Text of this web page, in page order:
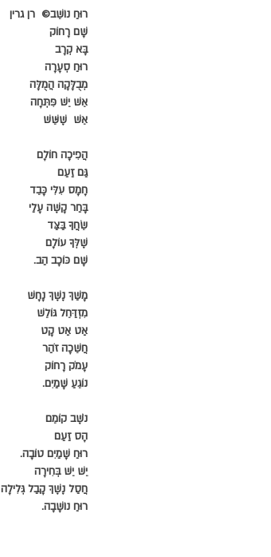
רוּחַ נוֹשֵׁב©  רן גרין
שָׁם רָחוֹק
בָּא קְרָב
רוּחַ סְעָרָה
מְבֻלָּקָה הֲמֻלָּה
אֵשׁ יֵשׁ פִּתְּחָה
אֵשׁ  שֶׁשֵּׁשׁ
הֲפִיכָה חוֹלָם
גַּם זַעַם
חָמָס עִלִּי כָּבֵד
בָּחַר קָשֶׁה עָלַי
שֵׂחֲךָ בַּצַּד
שֶׁלְּךָ עוֹלָם
שָׁם כּוֹכָב הַב.
מָשַׁךְ נֶשֶׁךְ נָחָשׁ
מִזְדַּחֵל גּוֹלֵשׁ
אַט אַט קָט
חֲשֵׁכָה זֹהַר
עָמֹק רָחוֹק
נוֹגֵעַ שָׁמַיִם.
נֹשֶׁב קוֹמֵם
הָס זַעַם
רוּחַ שָׁמַיִם טוֹבָה.
יֵשׁ יֵשׁ בְּחִירָה
חֲסַל נֶשֶׁךְ קָבַל גְּלִילָה
רוּחַ נוֹשָׁבָה.